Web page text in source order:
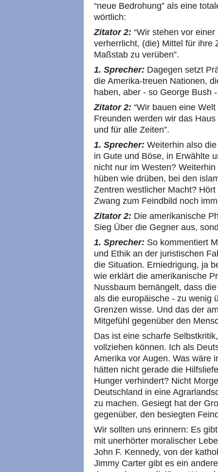
“neue Bedrohung” als eine
wörtlich:
Zitator 2: “Wir stehen vor
verherrlicht, (die) Mittel für ihre
Maßstab zu verüben”.
1. Sprecher: Dagegen setzt
die Amerika-treuen Nationen,
haben, aber - so George Bush -
Zitator 2: “Wir bauen eine
Freunden werden wir das
und für alle Zeiten”.
1. Sprecher: Weiterhin also
in Gute und Böse, in Erwählte
nicht nur im Westen?
hüben wie drüben, bei den
Zentren westlicher Macht?
Zwang zum Feindbild noch
Zitator 2: Die amerikanische
Sieg Über die Gegner aus,
1. Sprecher: So kommentiert
und Ethik an der juristischen
die Situation. Erniedrigung, ja
wie erklärt die amerikanische
Nussbaum bemängelt, dass
als die europäische - zu wenig
Grenzen wisse. Und das der
Mitgefühl gegenüber den
Das ist eine scharfe
vollziehen können. Ich als
Amerika vor Augen. Was wäre
hätten nicht gerade die
Hunger verhindert? Nicht
Deutschland in eine
zu machen. Gesiegt hat der
gegenüber, den besiegten
Wir sollten uns erinnern: Es
mit unerhörter moralischer
John F. Kennedy, von der
Jimmy Carter gibt es ein